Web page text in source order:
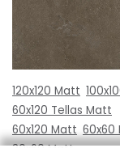
120x120 Matt
60x120 Tellas Matt
60x120 Matt 60x60